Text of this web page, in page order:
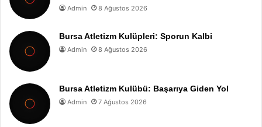
Admin 8 Ağustos 2026
Bursa Atletizm Kulüpleri: Sporun Kalbi
Admin 8 Ağustos 2026
Bursa Atletizm Kulübü: Başarıya Giden Yol
Admin 7 Ağustos 2026